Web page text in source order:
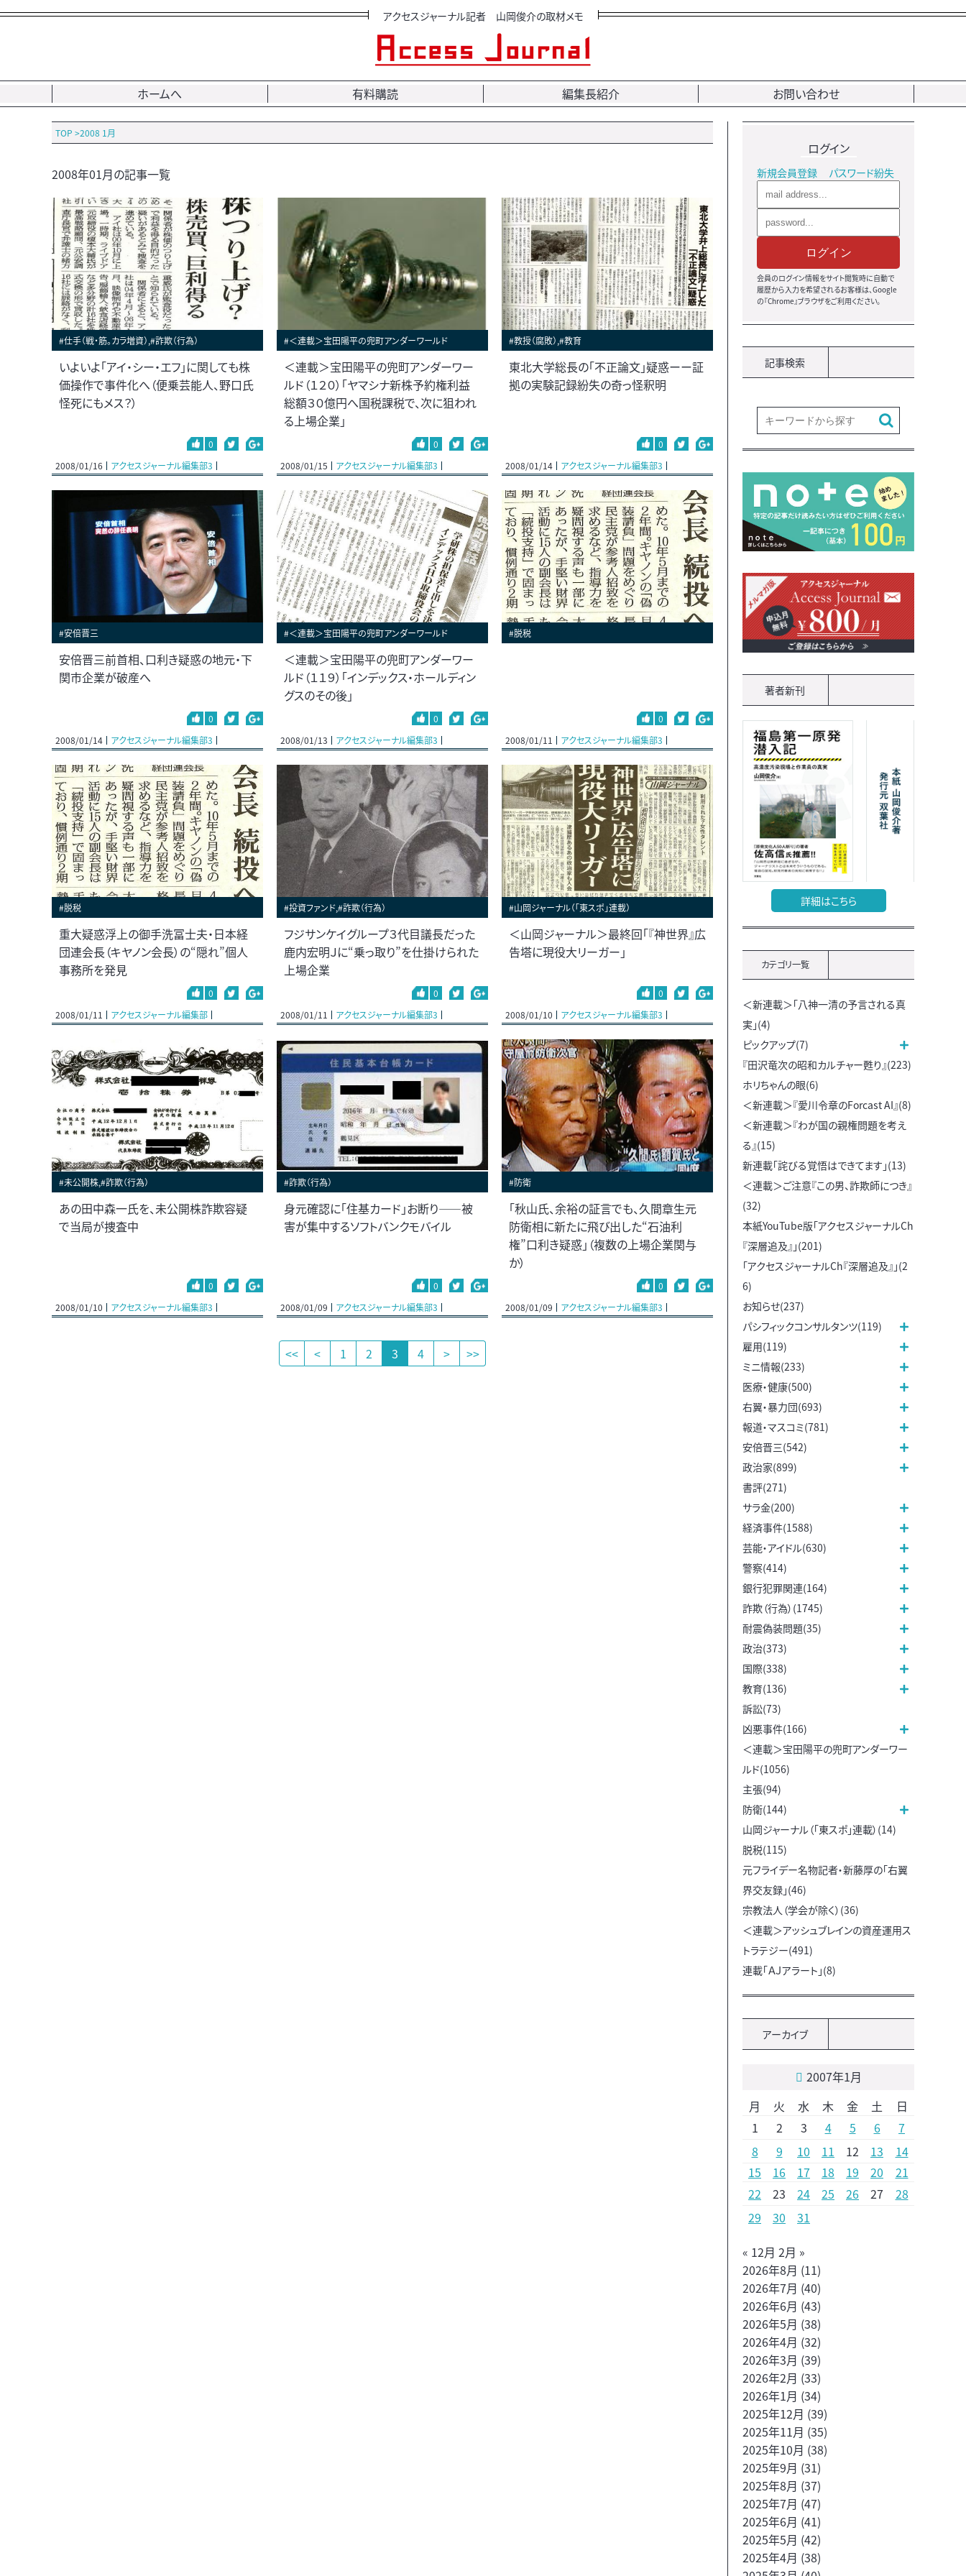
アクセスジャーナル記者 山岡俊介の取材メモ
ホームへ 有料購読 編集長紹介 お問い合わせ
TOP >2008 1月
2008年01月の記事一覧
#仕手（戦・筋。カラ増資）,#詐欺（行為）
いよいよ「アイ・シー・エフ」に関しても株
価操作で事件化へ（便乗芸能人、野口氏
怪死にもメス？）
0
2008/01/16
アクセスジャーナル編集部3
#＜連載＞宝田陽平の兜町アンダーワールド
＜連載＞宝田陽平の兜町アンダーワー
ルド（１２０）「ヤマシナ新株予約権利益
総額３０億円へ国税課税で、次に狙われ
る上場企業」
0
2008/01/15
アクセスジャーナル編集部3
#教授（腐敗）,#教育
東北大学総長の「不正論文」疑惑ーー証
拠の実験記録紛失の奇っ怪釈明
0
2008/01/14
アクセスジャーナル編集部3
#安倍晋三
安倍晋三前首相、口利き疑惑の地元・下
関市企業が破産へ
0
2008/01/14
アクセスジャーナル編集部3
#＜連載＞宝田陽平の兜町アンダーワールド
＜連載＞宝田陽平の兜町アンダーワー
ルド（１１９）「インデックス・ホールディン
グスのその後」
0
2008/01/13
アクセスジャーナル編集部3
#脱税
0
2008/01/11
アクセスジャーナル編集部3
#脱税
重大疑惑浮上の御手洗冨士夫・日本経
団連会長（キヤノン会長）の“隠れ”個人
事務所を発見
0
2008/01/11
アクセスジャーナル編集部
#投資ファンド,#詐欺（行為）
フジサンケイグループ３代目議長だった
鹿内宏明Ｊに“乗っ取り”を仕掛けられた
上場企業
0
2008/01/11
アクセスジャーナル編集部3
#山岡ジャーナル（「東スポ」連載）
＜山岡ジャーナル＞最終回「『神世界』広
告塔に現役大リーガー」
0
2008/01/10
アクセスジャーナル編集部3
#未公開株,#詐欺（行為）
あの田中森一氏を、未公開株詐欺容疑
で当局が捜査中
0
2008/01/10
アクセスジャーナル編集部3
#詐欺（行為）
身元確認に「住基カード」お断り――被
害が集中するソフトバンクモバイル
0
2008/01/09
アクセスジャーナル編集部3
#防衛
「秋山氏、余裕の証言でも、久間章生元
防衛相に新たに飛び出した“石油利
権”口利き疑惑」（複数の上場企業関与
か）
0
2008/01/09
アクセスジャーナル編集部3
<< < 1 2 3 4 > >>
ログイン
新規会員登録 パスワード紛失
ログイン
会員のログイン情報をサイト閲覧時に自動で
履歴から入力を希望されるお客様は、Google
の『Chrome』ブラウザをご利用ください。
記事検索
著者新刊
詳細はこちら
カテゴリ一覧
＜新連載＞「八神一清の予言される真
実」(4)
ピックアップ(7)
『田沢竜次の昭和カルチャー甦り』(223)
ホリちゃんの眼(6)
＜新連載＞『愛川令章のForcast AI』(8)
＜新連載＞『わが国の親権問題を考え
る』(15)
新連載「詫びる覚悟はできてます」(13)
＜連載＞ご注意『この男、詐欺師につき』
(32)
本紙YouTube版「アクセスジャーナルCh
『深層追及』」(201)
「アクセスジャーナルCh『深層追及』」(2
6)
お知らせ(237)
パシフィックコンサルタンツ(119)
雇用(119)
ミニ情報(233)
医療・健康(500)
右翼・暴力団(693)
報道・マスコミ(781)
安倍晋三(542)
政治家(899)
書評(271)
サラ金(200)
経済事件(1588)
芸能・アイドル(630)
警察(414)
銀行犯罪関連(164)
詐欺（行為）(1745)
耐震偽装問題(35)
政治(373)
国際(338)
教育(136)
訴訟(73)
凶悪事件(166)
＜連載＞宝田陽平の兜町アンダーワー
ルド(1056)
主張(94)
防衛(144)
山岡ジャーナル（「東スポ」連載）(14)
脱税(115)
元フライデー名物記者・新藤厚の「右翼
界交友録」(46)
宗教法人（学会が除く）(36)
＜連載＞アッシュブレインの資産運用ス
トラテジー(491)
連載「ＡＪアラート」(8)
アーカイブ
2007年1月
月
火 水 木 金 土
日
1
2 3 4 5 6
7
8
9 10 11 12 13
14
15
16 17 18 19 20
21
22
23 24 25 26 27
28
29
30
31
« 12月 2月 »
2026年8月 (11)
2026年7月 (40)
2026年6月 (43)
2026年5月 (38)
2026年4月 (32)
2026年3月 (39)
2026年2月 (33)
2026年1月 (34)
2025年12月 (39)
2025年11月 (35)
2025年10月 (38)
2025年9月 (31)
2025年8月 (37)
2025年7月 (47)
2025年6月 (41)
2025年5月 (42)
2025年4月 (38)